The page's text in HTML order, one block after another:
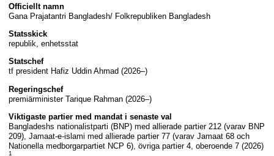
Officiellt namn
Gana Prajatantri Bangladesh/ Folkrepubliken Bangladesh
Statsskick
republik, enhetsstat
Statschef
tf president Hafiz Uddin Ahmad (2026–)
Regeringschef
premiärminister Tarique Rahman (2026–)
Viktigaste partier med mandat i senaste val
Bangladeshs nationalistparti (BNP) med allierade partier 212 (varav BNP
209), Jamaat-e-islami med allierade partier 77 (varav Jamaat 68 och
Nationella medborgarpartiet NCP 6), övriga partier 4, oberoende 7 (2026)
1